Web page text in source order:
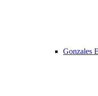
Gonzales